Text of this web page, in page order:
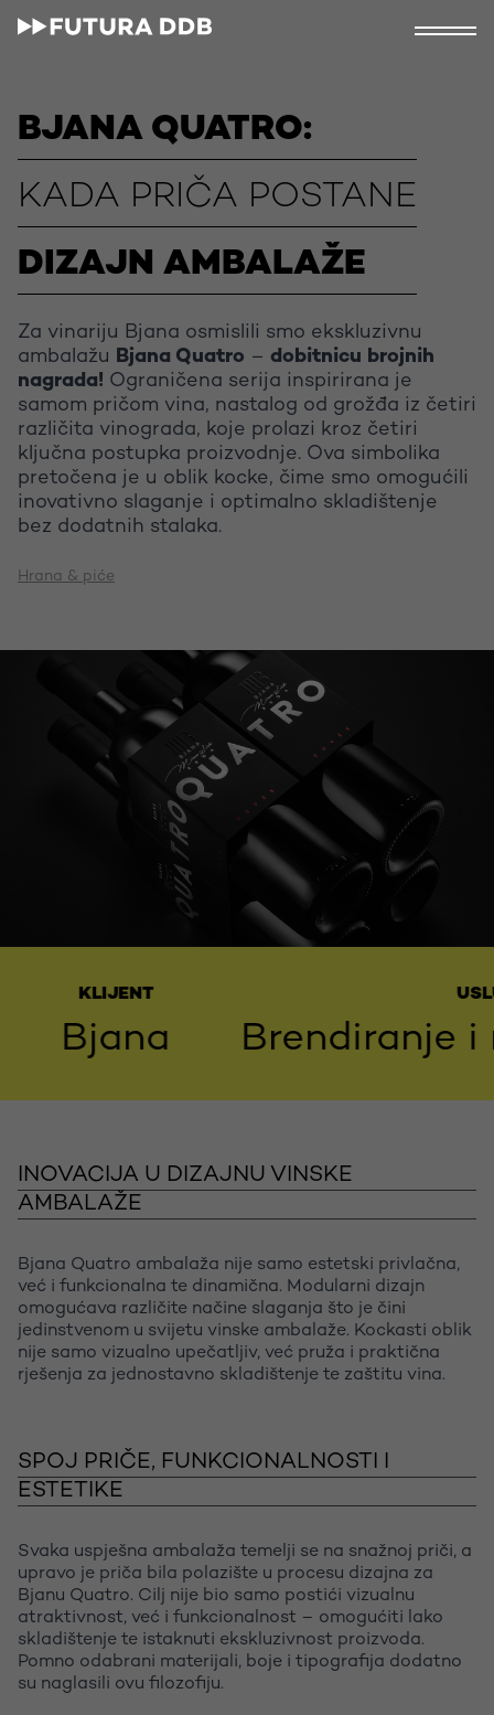
BJANA QUATRO:
KADA PRIČA POSTANE
DIZAJN AMBALAŽE
Za vinariju Bjana osmislili smo ekskluzivnu
ambalažu Bjana Quatro – dobitnicu brojnih
nagrada! Ograničena serija inspirirana je
samom pričom vina, nastalog od grožđa iz četiri
različita vinograda, koje prolazi kroz četiri
ključna postupka proizvodnje. Ova simbolika
pretočena je u oblik kocke, čime smo omogućili
inovativno slaganje i optimalno skladištenje
bez dodatnih stalaka.
Hrana & piće
KLIJENT
Bjana
USLUGE
Brendiranje i
INOVACIJA U DIZAJNU VINSKE
AMBALAŽE
Bjana Quatro ambalaža nije samo estetski privlačna,
već i funkcionalna te dinamična. Modularni dizajn
omogućava različite načine slaganja što je čini
jedinstvenom u svijetu vinske ambalaže. Kockasti oblik
nije samo vizualno upečatljiv, već pruža i praktična
rješenja za jednostavno skladištenje te zaštitu vina.
SPOJ PRIČE, FUNKCIONALNOSTI I
ESTETIKE
Svaka uspješna ambalaža temelji se na snažnoj priči, a
upravo je priča bila polazište u procesu dizajna za
Bjanu Quatro. Cilj nije bio samo postići vizualnu
atraktivnost, već i funkcionalnost – omogućiti lako
skladištenje te istaknuti ekskluzivnost proizvoda.
Pomno odabrani materijali, boje i tipografija dodatno
su naglasili ovu filozofiju.